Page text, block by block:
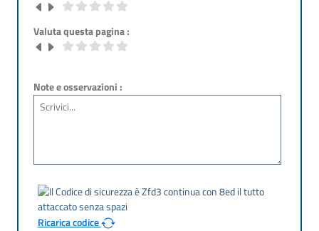
Valuta questa pagina :
Note e osservazioni :
Ricarica codice